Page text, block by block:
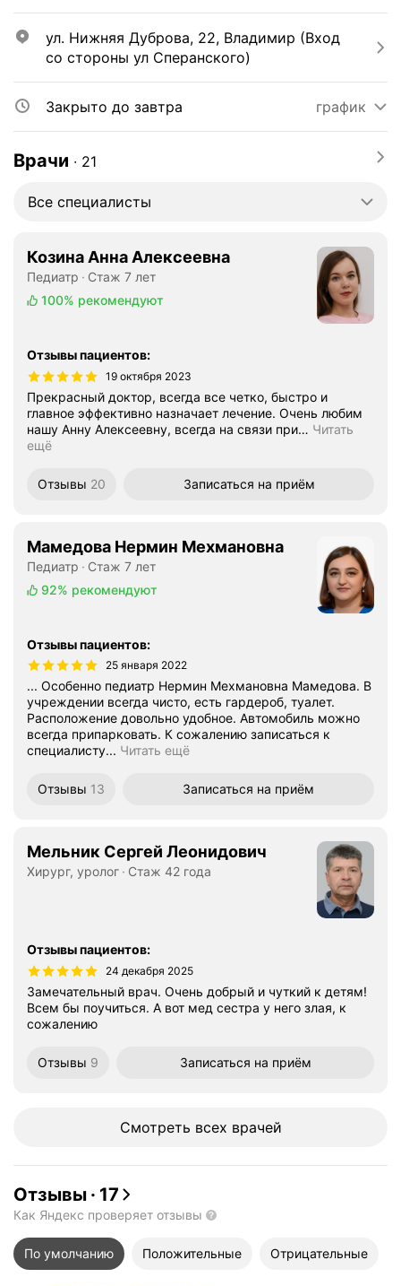
ул. Нижняя Дуброва, 22, Владимир (Вход
со стороны ул Сперанского)
Закрыто до завтра график
Врачи ∙ 21
Все специалисты
Козина Анна Алексеевна
Педиатр
Стаж 7 лет
100% рекомендуют
Отзывы пациентов:
19 октября 2023
Прекрасный доктор, всегда все четко, быстро и
главное эффективно назначает лечение. Очень любим
нашу Анну Алексеевну, всегда на связи при… Читать
ещё
Отзывы 20 Записаться на приём
Мамедова Нермин Мехмановна
Педиатр
Стаж 7 лет
92% рекомендуют
Отзывы пациентов:
25 января 2022
... Особенно педиатр Нермин Мехмановна Мамедова. В
учреждении всегда чисто, есть гардероб, туалет.
Расположение довольно удобное. Автомобиль можно
всегда припарковать. К сожалению записаться к
специалисту... Читать ещё
Отзывы 13 Записаться на приём
Мельник Сергей Леонидович
Хирург, уролог Стаж 42 года
Отзывы пациентов:
24 декабря 2025
Замечательный врач. Очень добрый и чуткий к детям!
Всем бы поучиться. А вот мед сестра у него злая, к
сожалению
Отзывы 9 Записаться на приём
Смотреть всех врачей
Отзывы · 17
Как Яндекс проверяет отзывы
По умолчанию Положительные Отрицательные